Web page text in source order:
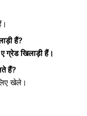
हैं?
ए ग्रेड खिलाड़ी हैं।
हैं?
खेले।